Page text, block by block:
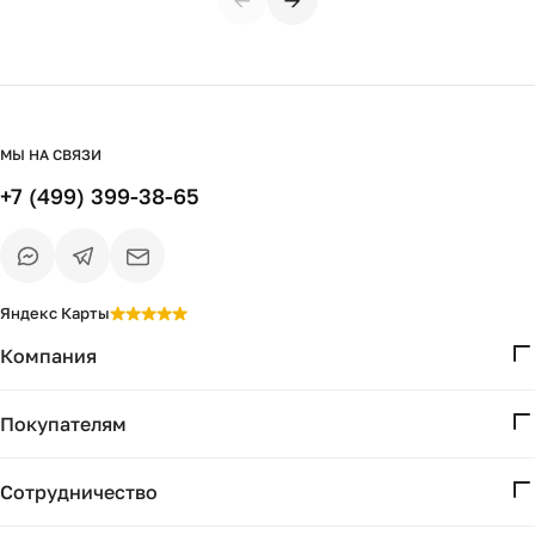
Компания
Проекты
Покупателям
Доставка и оплата
Сотрудничество
МЫ НА СВЯЗИ
+7 (499) 399-38-65
Яндекс Карты